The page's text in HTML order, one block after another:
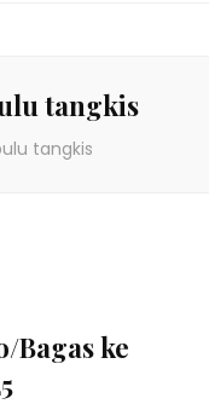
tangkis
tangkis
Bagas ke